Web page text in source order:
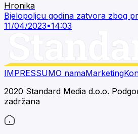
Hronika
Bjelopoljcu godina zatvora zbog
11/04/2023•14:03
IMPRESSUMO namaMarketing
2020 Standard Media d.o.o.
zadržana